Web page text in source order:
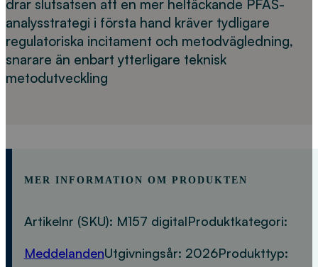
drar slutsatsen att en mer heltäckande PFAS-
analysstrategi i första hand kräver tydligare
regulatoriska incitament och metodvägledning,
snarare än enbart ytterligare teknisk
metodutveckling
MER INFORMATION OM PRODUKTEN
Artikelnr (SKU): M157 digitalProduktkategori:
MeddelandenUtgivningsår: 2026Produkttyp: